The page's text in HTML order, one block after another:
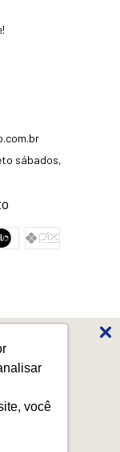
você
sábados,
Uva Regular Fit
Todos os direitos